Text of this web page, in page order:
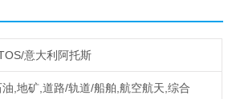
意大利阿托斯
油,地矿,道路/轨道/船舶,航空航天,综合